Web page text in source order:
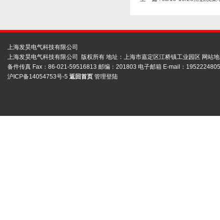
上海发昊电气科技有限公司
上海发昊电气科技有限公司 版权所有 地址：上海市嘉定区江桥镇工业园区 网站
备件传真 Fax：86-021-59516813 邮编：201803 电子邮箱 E-mail：
沪ICP备14054753号-5 返回首页 管理登陆